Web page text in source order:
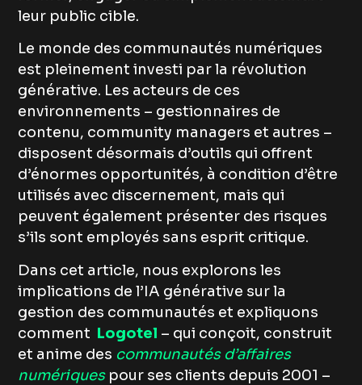
leur public cible.
Le monde des communautés numériques
est pleinement investi par la révolution
générative. Les acteurs de ces
environnements – gestionnaires de
contenu, community managers et autres –
disposent désormais d’outils qui offrent
d’énormes opportunités, à condition d’être
utilisés avec discernement, mais qui
peuvent également présenter des risques
s’ils sont employés sans esprit critique.
Dans cet article, nous explorons les
implications de l’IA générative sur la
gestion des communautés et expliquons
comment Logotel – qui conçoit, construit
et anime des communautés d’affaires
numériquespour ses clients depuis 2001 –